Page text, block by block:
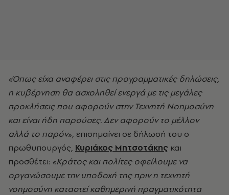
«Όπως είχα αναφέρει στις προγραμματικές δηλώσεις,
η κυβέρνηση θα ασχοληθεί ενεργά με τις μεγάλες
προκλήσεις που αφορούν στην Τεχνητή Νοημοσύνη
και είναι ήδη παρούσες. Δεν αφορούν το μέλλον
αλλά το παρόν», επισημαίνει σε δήλωσή του ο
πρωθυπουργός, Κυριάκος Μητσοτάκης και
προσθέτει: «Κράτος και πολίτες οφείλουμε να
οργανώσουμε την υποδοχή της πριν η τεχνητή
νοημοσύνη καταστεί καθημερινή πραγματικότητα